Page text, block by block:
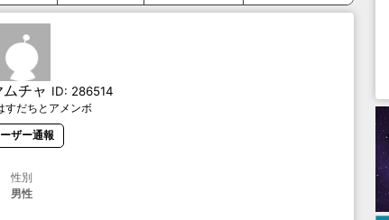
チャ ID: 286514
すだちとアメンボ
ザー通報
性別
男性